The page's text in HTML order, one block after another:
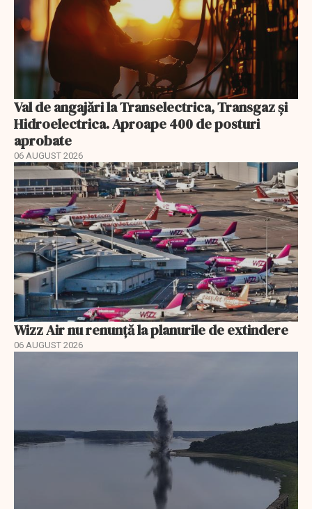
Val de angajări la Transelectrica, Transgaz și
Hidroelectrica. Aproape 400 de posturi
aprobate
06 AUGUST 2026
Wizz Air nu renunță la planurile de extindere
06 AUGUST 2026